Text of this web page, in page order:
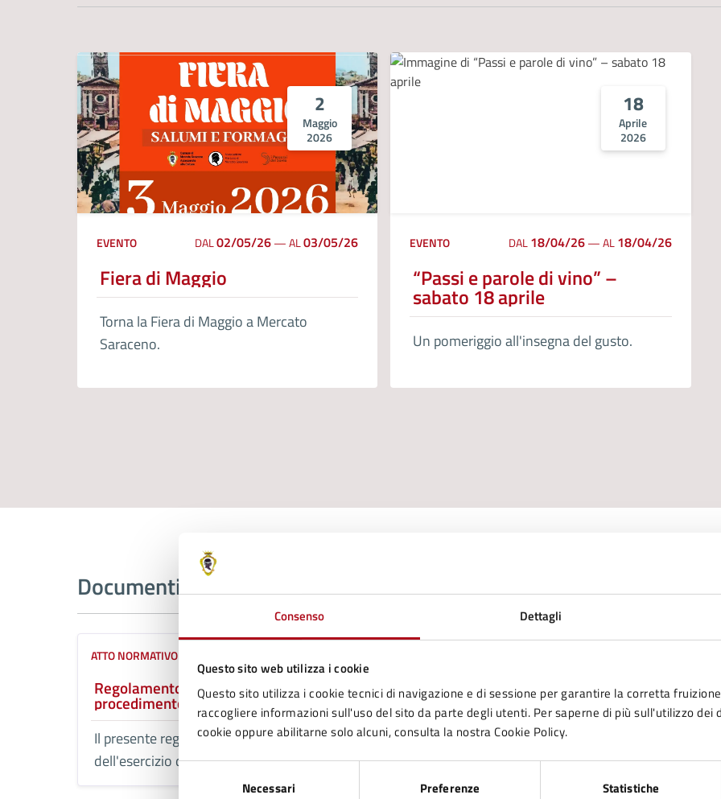
Consenso Dettagli
Questo sito web utilizza i cookie
Questo sito utilizza i cookie tecnici di navigazione e di sessione per garantire la corretta
raccogliere informazioni sull'uso del sito da parte degli utenti. Per saperne di più sull'utilizzo dei
cookie oppure abilitarne solo alcuni, consulta la nostra Cookie Policy.
Selezione
Necessari Preferenze Statistiche
2
Maggio
2026
EVENTO DAL02/05/26—AL03/05/26
Fiera di Maggio
Torna la Fiera di Maggio a Mercato
Saraceno.
18
Aprile
2026
EVENTO DAL18/04/26—AL18/04/26
“Passi e parole di vino” –
sabato 18 aprile
Un pomeriggio all'insegna del gusto.
Documenti
ATTO NORMATIVO
Regolamento comunale: “norme sul
procedimento per l’esercizio delle
attività di somministrazione di alimenti
e bevande”
Il presente regolamento disciplina
dell'esercizio delle attività di
somministrazione di alimenti e bevande